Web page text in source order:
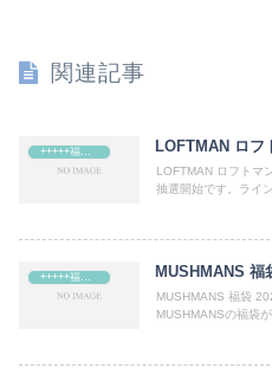
関連記事
+++++福袋++++++ LOFTMAN ロフ
LOFTMAN ロフトマ
抽選開始です。ライ
+++++福袋++++++ MUSHMANS 福
MUSHMANS 福袋
MUSHMANSの福袋が